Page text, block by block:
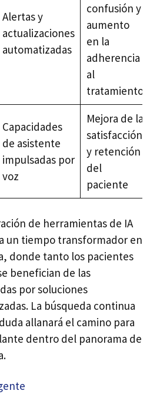
Alertas y
actualizaciones
automatizadas
confusión y
aumento
en la
adherencia
al
tratamiento
Capacidades
de asistente
impulsadas por
voz
Mejora de la
satisfacción
y retención
del
paciente
de herramientas de IA
un tiempo transformador en
donde tanto los pacientes
benefician de las
por soluciones
La búsqueda continua
allanará el camino para
dentro del panorama de